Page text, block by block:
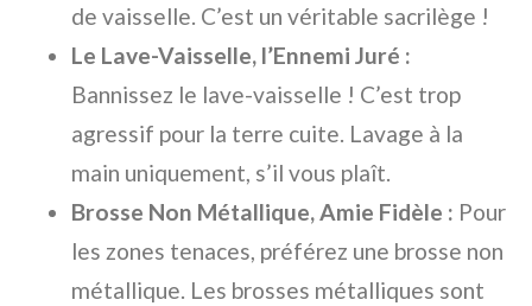
de vaisselle. C’est un véritable sacrilège !
Le Lave-Vaisselle, l’Ennemi Juré :
Bannissez le lave-vaisselle ! C’est trop
agressif pour la terre cuite. Lavage à la
main uniquement, s’il vous plaît.
Brosse Non Métallique, Amie Fidèle : Pour
les zones tenaces, préférez une brosse non
métallique. Les brosses métalliques sont